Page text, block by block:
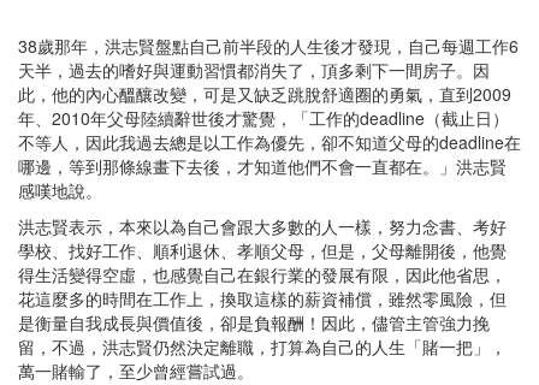
38歲那年，洪志賢盤點自己前半段的人生後才發現，自己每週工作6
天半，過去的嗜好與運動習慣都消失了，頂多剩下一間房子。因
此，他的內心醞釀改變，可是又缺乏跳脫舒適圈的勇氣，直到2009
年、2010年父母陸續辭世後才驚覺，「工作的deadline（截止日）
不等人，因此我過去總是以工作為優先，卻不知道父母的deadline在
哪邊，等到那條線畫下去後，才知道他們不會一直都在。」洪志賢
感嘆地說。
洪志賢表示，本來以為自己會跟大多數的人一樣，努力念書、考好
學校、找好工作、順利退休、孝順父母，但是，父母離開後，他覺
得生活變得空虛，也感覺自己在銀行業的發展有限，因此他省思，
花這麼多的時間在工作上，換取這樣的薪資補償，雖然零風險，但
是衡量自我成長與價值後，卻是負報酬！因此，儘管主管強力挽
留，不過，洪志賢仍然決定離職，打算為自己的人生「賭一把」，
萬一賭輸了，至少曾經嘗試過。